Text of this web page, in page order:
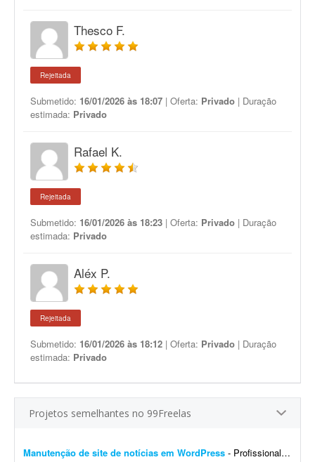
Thesco F.
Rejeitada
Submetido: 16/01/2026 às 18:07 | Oferta: Privado | Duração
estimada: Privado
Rafael K.
Rejeitada
Submetido: 16/01/2026 às 18:23 | Oferta: Privado | Duração
estimada: Privado
Aléx P.
Rejeitada
Submetido: 16/01/2026 às 18:12 | Oferta: Privado | Duração
estimada: Privado
Projetos semelhantes no 99Freelas
Manutenção de site de notícias em WordPress - Profissional para realizar manutenção, configuração de automações, melhoria visual e atualização de site de notícias em WordPress. At...